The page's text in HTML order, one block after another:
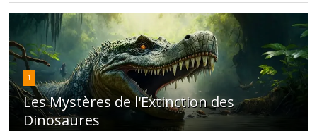
1
Les Mystères de l'Extinction des
Dinosaures